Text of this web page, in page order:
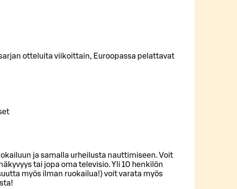
otteluita viikoittain, Euroopassa pelattavat
ja samalla urheilusta nauttimiseen. Voit
tai jopa oma televisio. Yli 10 henkilön
myös ilman ruokailua!) voit varata myös